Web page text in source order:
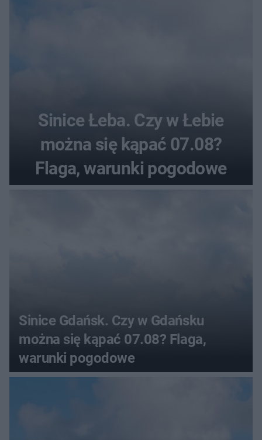
Sinice Łeba. Czy w Łebie
można się kąpać 07.08?
Flaga, warunki pogodowe
Sinice Gdańsk. Czy w Gdańsku
można się kąpać 07.08? Flaga,
warunki pogodowe